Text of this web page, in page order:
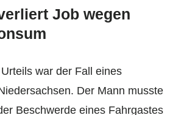
Job wegen
war der Fall eines
Der Mann musste
Beschwerde eines Fahrgastes